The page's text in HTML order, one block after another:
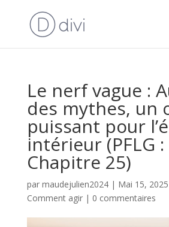
Le nerf vague :
des mythes, un
puissant pour
intérieur (PFLG :
Chapitre 25)
par maudejulien2024| Mai 15, 2025
Comment agir| 0 commentaires